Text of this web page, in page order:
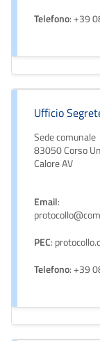
Telefono: +39
Ufficio
Sede comunale
83050 Corso
Calore AV
Email:
PEC:
Telefono: +39